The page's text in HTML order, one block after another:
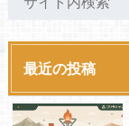
最近の投稿